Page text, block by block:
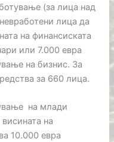
(за лица над
лица да
на финансиската
или 7.000 евра
на бизнис. За
за 660 лица.
на млади
на
10.000 евра